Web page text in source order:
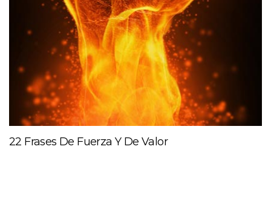
22 Frases De Fuerza Y De Valor